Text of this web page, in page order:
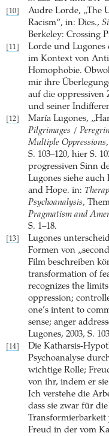
[10]
Audre Lorde, „The
Racism“, in: Dies.,
Berkeley: Crossing
[11]
Lorde und
im Kontext von
Homophobie.
mir ihre
auf die oppressiven
und seiner
[12]
María Lugones,
Pilgrimages /
Multiple ­Oppressions
S. 103–120, hier S.
progressiven Sinn
Lugones siehe
and Hope. in:
Psychoanalysis,
Pragmatism and
S. 1–18.
[13]
Lugones
Formen von
Film beschreiben
transformation of
recognizes the
oppression;
one’s intent to
sense; anger
Lugones, 2003, S.
[14]
Die Katharsis-
Psychoanalyse
wichtige Rolle;
von ihr, indem er
Ich ­verstehe die
dass sie zwar für
Transformierbarkeit
Freud in der vom